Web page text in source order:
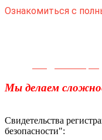
Ознакомиться с
Мы делаем
Свидетельства
безопасности":